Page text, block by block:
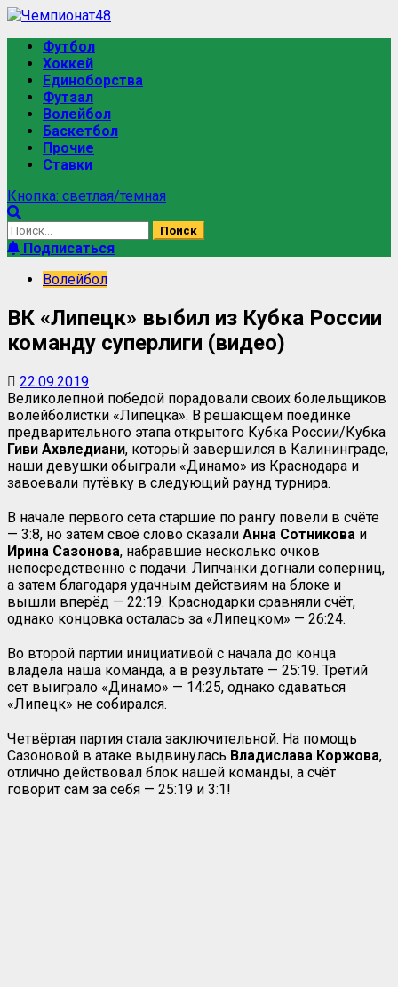
Перейти
содержимому
Основное
меню
Футбол
Хоккей
Единоборства
Футзал
Волейбол
Баскетбол
Прочие
Ставки
Кнопка: светлая/темная
Найти:
Подписаться
Волейбол
ВК «Липецк» выбил из Кубка России
команду суперлиги (видео)
22.09.2019
Великолепной победой порадовали своих болельщиков
волейболистки «Липецка». В решающем поединке
предварительного этапа открытого Кубка России/Кубка
Гиви Ахвледиани, который завершился в Калининграде,
наши девушки обыграли «Динамо» из Краснодара и
завоевали путёвку в следующий раунд турнира.
В начале первого сета старшие по рангу повели в счёте
— 3:8, но затем своё слово сказали Анна Сотникова и
Ирина Сазонова, набравшие несколько очков
непосредственно с подачи. Липчанки догнали соперниц,
а затем благодаря удачным действиям на блоке и
вышли вперёд — 22:19. Краснодарки сравняли счёт,
однако концовка осталась за «Липецком» — 26:24.
Во второй партии инициативой с начала до конца
владела наша команда, а в результате — 25:19. Третий
сет выиграло «Динамо» — 14:25, однако сдаваться
«Липецк» не собирался.
Четвёртая партия стала заключительной. На помощь
Сазоновой в атаке выдвинулась Владислава Коржова,
отлично действовал блок нашей команды, а счёт
говорит сам за себя — 25:19 и 3:1!